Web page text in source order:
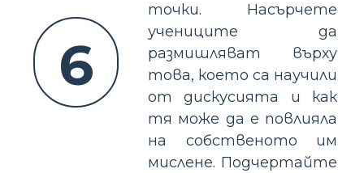
6
точки. Насърчете
учениците да
размишляват върху
това, което са научили
от дискусията и как
тя може да е повлияла
на собственото им
мислене. Подчертайте